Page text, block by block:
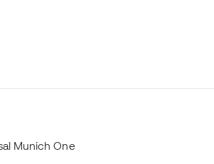
Munich One